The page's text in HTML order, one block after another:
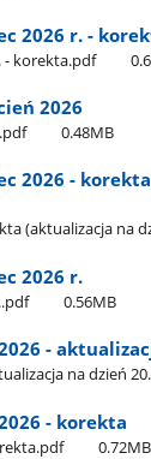
2026 r. -
- korekta.pdf
2026
0.48MB
2026 -
(aktualizacja na
2026 r.
0.56MB
-
na dzień
- korekta
0.72MB